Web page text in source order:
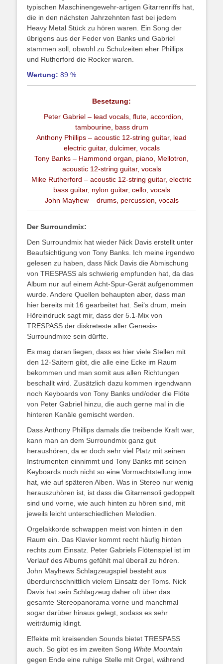
typischen Maschinengewehr-artigen Gitarrenriffs hat,
die in den nächsten Jahrzehnten fast bei jedem
Heavy Metal Stück zu hören waren. Ein Song der
übrigens aus der Feder von Banks und Gabriel
stammen soll, obwohl zu Schulzeiten eher Phillips
und Rutherford die Rocker waren.
Wertung: 89 %
Besetzung:
Peter Gabriel – lead vocals, flute, accordion,
tambourine, bass drum
Anthony Phillips – acoustic 12-string guitar, lead
electric guitar, dulcimer, vocals
Tony Banks – Hammond organ, piano, Mellotron,
acoustic 12-string guitar, vocals
Mike Rutherford – acoustic 12-string guitar, electric
bass guitar, nylon guitar, cello, vocals
John Mayhew – drums, percussion, vocals
Der Surroundmix:
Den Surroundmix hat wieder Nick Davis erstellt unter
Beaufsichtigung von Tony Banks. Ich meine irgendwo
gelesen zu haben, dass Nick Davis die Abmischung
von TRESPASS als schwierig empfunden hat, da das
Album nur auf einem Acht-Spur-Gerät aufgenommen
wurde. Andere Quellen behaupten aber, dass man
hier bereits mit 16 gearbeitet hat. Sei‘s drum, mein
Höreindruck sagt mir, dass der 5.1-Mix von
TRESPASS der diskreteste aller Genesis-
Surroundmixe sein dürfte.
Es mag daran liegen, dass es hier viele Stellen mit
den 12-Saitern gibt, die alle eine Ecke im Raum
bekommen und man somit aus allen Richtungen
beschallt wird. Zusätzlich dazu kommen irgendwann
noch Keyboards von Tony Banks und/oder die Flöte
von Peter Gabriel hinzu, die auch gerne mal in die
hinteren Kanäle gemischt werden.
Dass Anthony Phillips damals die treibende Kraft war,
kann man an dem Surroundmix ganz gut
heraushören, da er doch sehr viel Platz mit seinen
Instrumenten einnimmt und Tony Banks mit seinen
Keyboards noch nicht so eine Vormachtstellung inne
hat, wie auf späteren Alben. Was in Stereo nur wenig
herauszuhören ist, ist dass die Gitarrensoli gedoppelt
sind und vorne, wie auch hinten zu hören sind, mit
jeweils leicht unterschiedlichen Melodien.
Orgelakkorde schwappen meist von hinten in den
Raum ein. Das Klavier kommt recht häufig hinten
rechts zum Einsatz. Peter Gabriels Flötenspiel ist im
Verlauf des Albums gefühlt mal überall zu hören.
John Mayhews Schlagzeugspiel besteht aus
überdurchschnittlich vielem Einsatz der Toms. Nick
Davis hat sein Schlagzeug daher oft über das
gesamte Stereopanorama vorne und manchmal
sogar darüber hinaus gelegt, sodass es sehr
weiträumig klingt.
Effekte mit kreisenden Sounds bietet TRESPASS
auch. So gibt es im zweiten Song White Mountain
gegen Ende eine ruhige Stelle mit Orgel, während